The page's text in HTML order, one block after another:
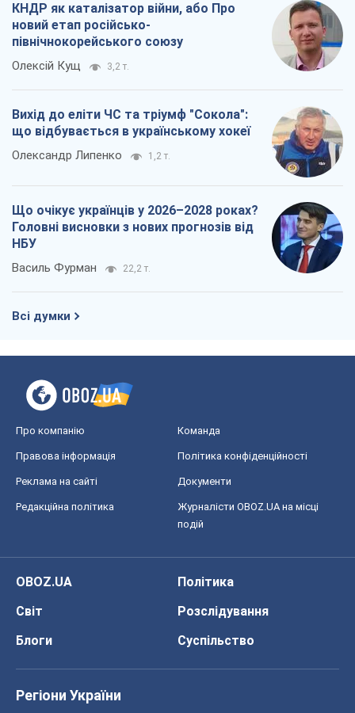
КНДР як каталізатор війни, або Про
новий етап російсько-
північнокорейського союзу
Олексій Кущ 3,2 т.
Вихід до еліти ЧС та тріумф "Сокола":
що відбувається в українському хокеї
Олександр Липенко 1,2 т.
Що очікує українців у 2026–2028 роках?
Головні висновки з нових прогнозів від
НБУ
Василь Фурман 22,2 т.
Всі думки
Про компанію Команда
Правова інформація Політика конфіденційності
Реклама на сайті Документи
Редакційна політика
Журналісти OBOZ.UA на місці
подій
OBOZ.UA
Політика
Світ
Розслідування
Блоги
Суспільство
Регіони України